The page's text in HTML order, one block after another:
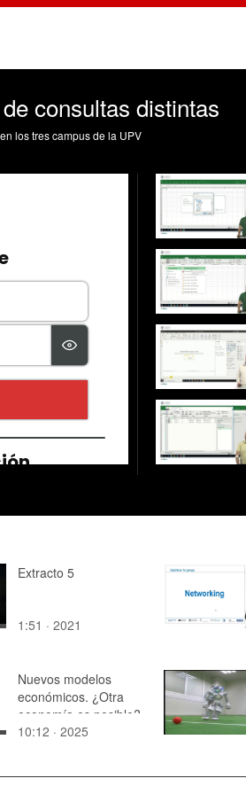
consultas distintas
los tres campus de la UPV
Extracto 5
1:51 · 2021
Nuevos modelos
económicos. ¿Otra
economía es posible?
10:12 · 2025